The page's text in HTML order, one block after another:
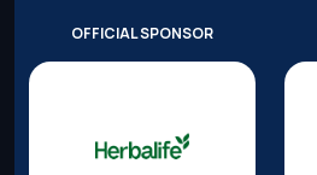
OFFICIAL SPONSOR